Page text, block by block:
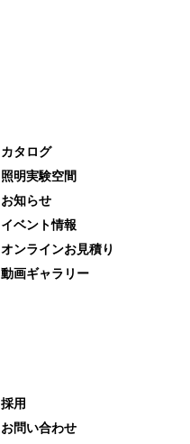
カタログ
照明実験空間
お知らせ
イベント情報
オンラインお見積り
動画ギャラリー
採用
お問い合わせ